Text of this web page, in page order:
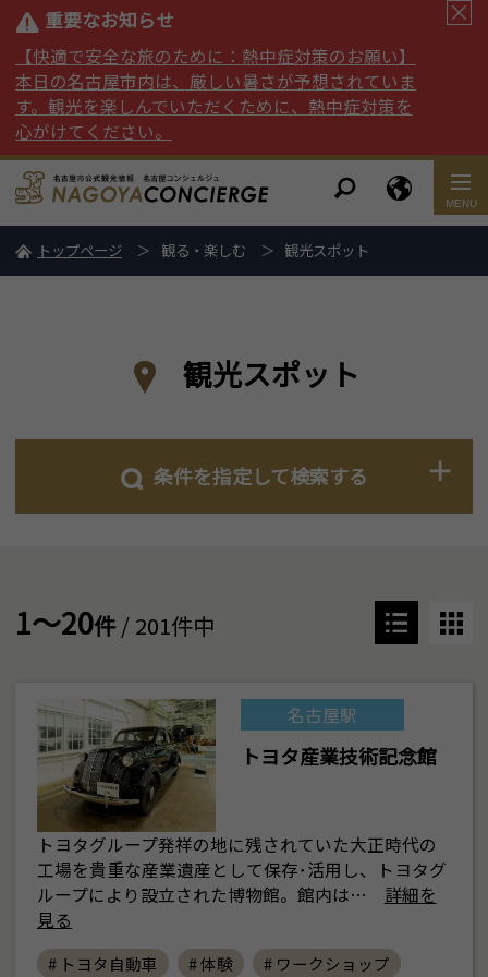
重要なお知らせ
【快適で安全な旅のために：熱中症対策のお願い】
本日の名古屋市内は、厳しい暑さが予想されていま
す。観光を楽しんでいただくために、熱中症対策を
心がけてください。
トップページ 観る・楽しむ 観光スポット
観光スポット
条件を指定して検索する
1～20件/ 201件中
名古屋駅
トヨタ産業技術記念館
トヨタグループ発祥の地に残されていた大正時代の
工場を貴重な産業遺産として保存･活用し、トヨタグ
ループにより設立された博物館。館内は…
詳細を
見る
# トヨタ自動車 # 体験
# ワークショップ